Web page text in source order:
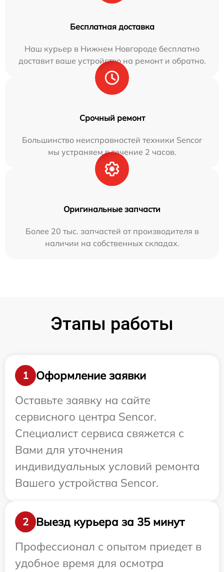
Бесплатная доставка
Наш курьер в Нижнем Новгороде бесплатно
доставит ваше устройство на ремонт и обратно.
Срочный ремонт
Большинство неисправностей техники Sencor
мы устраняем в течение 2 часов.
Оригинальные запчасти
Более 20 тыс. запчастей от производителя в
наличии на собственных складах.
Этапы работы
1
Оформление заявки
Оставьте заявку на сайте
сервисного центра Sencor.
Специалист сервиса свяжется с
Вами для уточнения
индивидуальных условий ремонта
Вашего устройства Sencor.
2
Выезд курьера за 35 минут
Профессионал с опытом приедет в
удобное время для осмотра